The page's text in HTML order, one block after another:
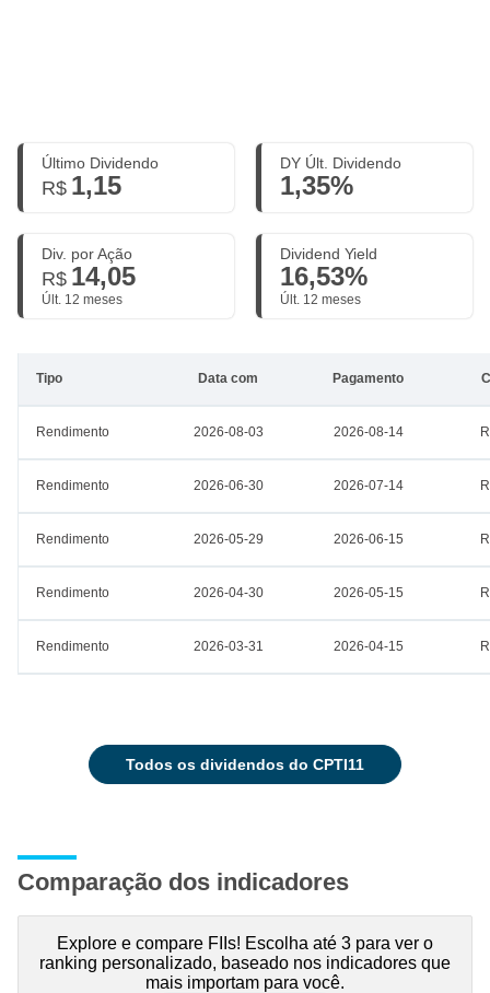
Último Dividendo
R$ 1,15
DY Últ. Dividendo
1,35%
Div. por Ação
R$ 14,05
Últ. 12 meses
Dividend Yield
16,53%
Últ. 12 meses
Tipo Data com Pagamento
Rendimento 2026-08-03 2026-08-14
Rendimento 2026-06-30 2026-07-14
Rendimento 2026-05-29 2026-06-15
Rendimento 2026-04-30 2026-05-15
Rendimento 2026-03-31 2026-04-15
todos os dividendos do CPTI11
Comparação dos indicadores
Explore e compare FIIs! Escolha até 3 para ver o
ranking personalizado, baseado nos indicadores que
mais importam para você.